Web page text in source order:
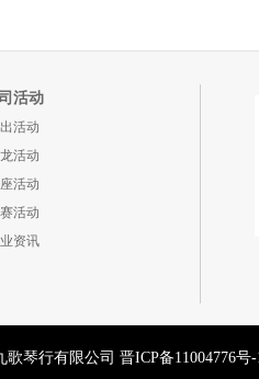
活动
活动
活动
活动
活动
资讯
歌琴行有限公司 晋ICP备11004776号-